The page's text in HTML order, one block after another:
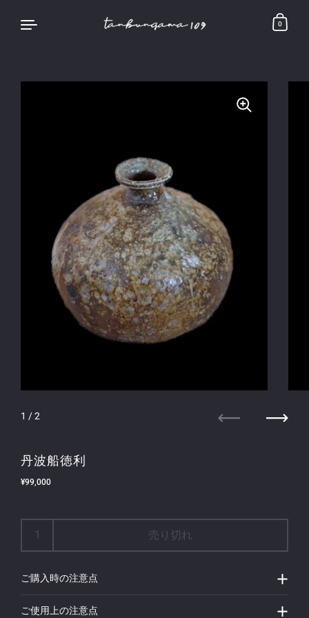
0
丹波船徳利
定価
¥99,000
売り切れ
ご購入時の注意点
ご使用上の注意点
1 / 2
次へ